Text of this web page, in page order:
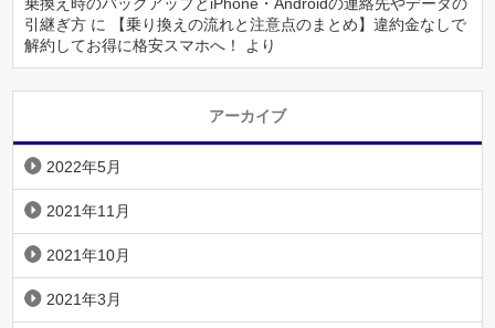
引継ぎ方 に
【乗り換えの流れと注意点のまとめ】違約金なしで
解約してお得に格安スマホへ！
より
アーカイブ
2022年5月
2021年11月
2021年10月
2021年3月